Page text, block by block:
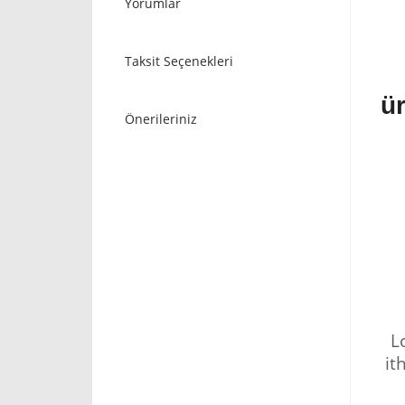
Taksit Seçenekleri
Önerileriniz